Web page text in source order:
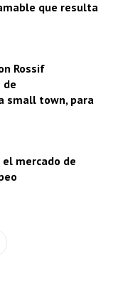
que resulta
Rossif
de
small town, para
mercado de